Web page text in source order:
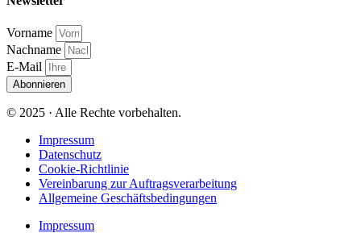
Vorname
Nachname
E-Mail
Abonnieren
© 2025 · Alle Rechte vorbehalten.
Impressum
Datenschutz
Cookie-Richtlinie
Vereinbarung zur Auftragsverarbeitung
Allgemeine Geschäftsbedingungen
Impressum